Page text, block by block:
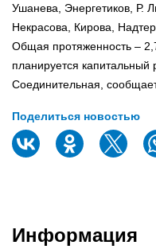
Ушанева, Энергетиков, Р.
Некрасова, Кирова,
Общая протяженность –
планируется капитальный
Соединительная,
Поделиться новостью
Информация